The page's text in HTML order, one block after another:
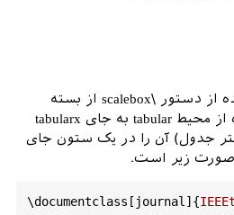
می توانید با استفاده از دستور \scalebox از بسته
graphicx و استفاده از محیط tabular به جای tabularx
جدول) آن را در یک ستون جای
صورت زیر است.
\documentclass [ journal ]{